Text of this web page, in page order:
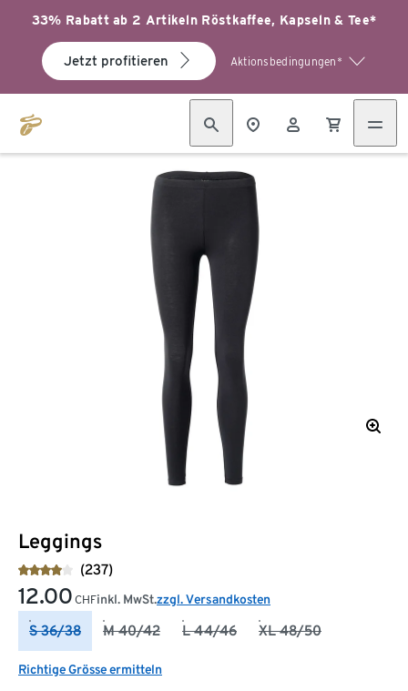
33% Rabatt ab 2 Artikeln Röstkaffee, Kapseln & Tee*
Jetzt profitieren Aktionsbedingungen*
Leggings
(237)
12.00 CHFinkl. MwSt.zzgl. Versandkosten
S 36/38 M 40/42 L 44/46 XL 48/50
Richtige Grösse ermitteln